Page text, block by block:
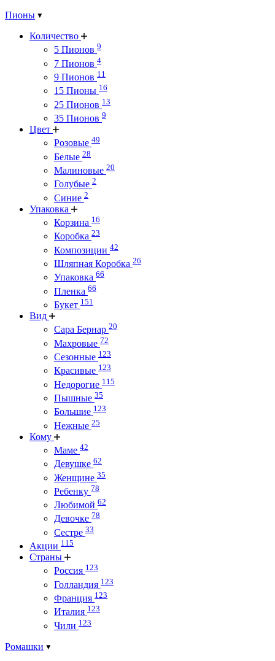
Пионы
Количество
5 Пионов 9
7 Пионов 4
9 Пионов 11
15 Пионы 16
25 Пионов 13
35 Пионов 9
Цвет
Розовые 49
Белые 28
Малиновые 20
Голубые 2
Синие 2
Упаковка
Корзина 16
Коробка 23
Композиции 42
Шляпная Коробка 26
Упаковка 66
Пленка 66
Букет 151
Вид
Сара Бернар 20
Махровые 72
Сезонные 123
Красивые 123
Недорогие 115
Пышные 35
Большие 123
Нежные 25
Кому
Маме 42
Девушке 62
Женщине 35
Ребенку 78
Любимой 62
Девочке 78
Сестре 33
Акции 115
Страны
Россия 123
Голландия 123
Франция 123
Италия 123
Чили 123
Ромашки